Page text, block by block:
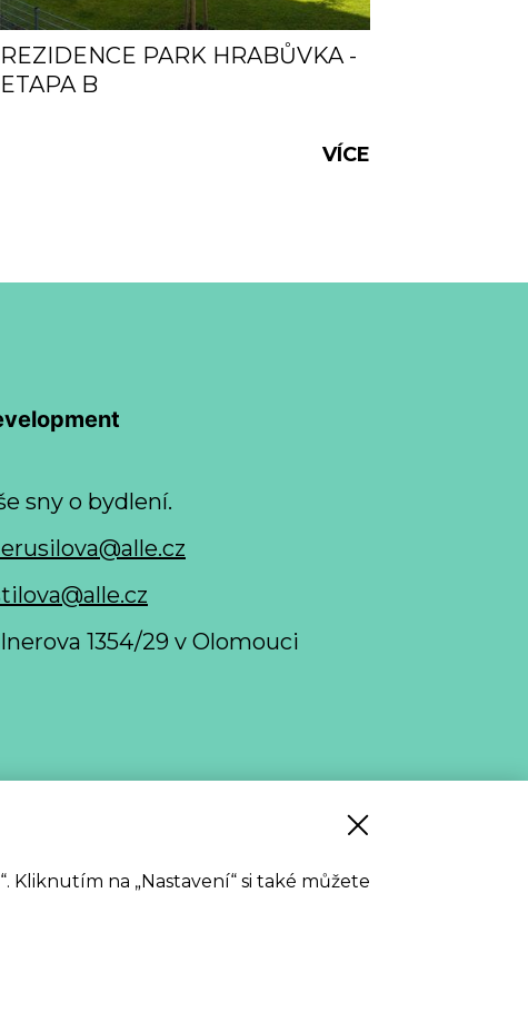
Kliknutím na „Nastavení“ si také můžete
REZIDENCE PARK HRABŮVKA -
ETAPA B
VÍCE
sny o bydlení.
1354/29 v Olomouci